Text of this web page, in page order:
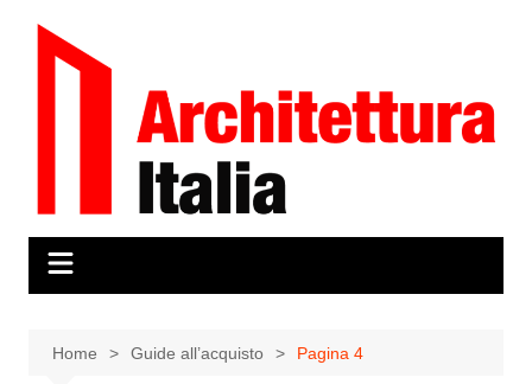
contenuto
Home Guide all’acquisto Pagina 4